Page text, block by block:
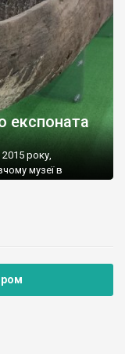
експоната
року,
музеї в